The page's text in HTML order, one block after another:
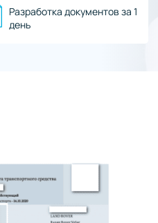
Разработка документов за 1
день